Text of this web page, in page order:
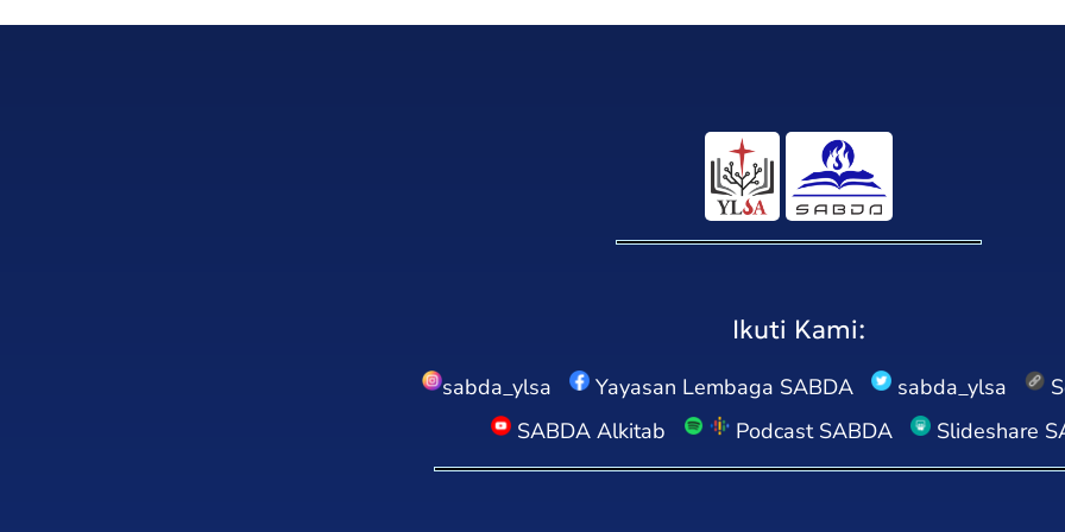
Ikuti Kami:
sabda_ylsa Yayasan Lembaga SABDA sabda_ylsa
SABDA Alkitab
Podcast SABDA Slideshare